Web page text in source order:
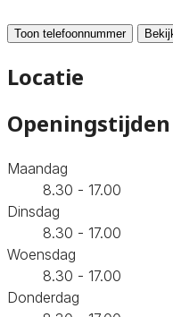
Toon telefoonnummer
Locatie
Openingstijden
Maandag
8.30 - 17.00
Dinsdag
8.30 - 17.00
Woensdag
8.30 - 17.00
Donderdag